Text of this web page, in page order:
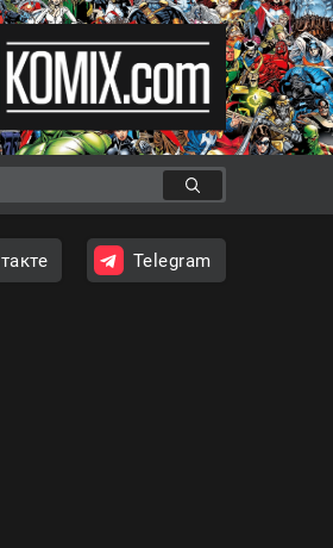
Telegram